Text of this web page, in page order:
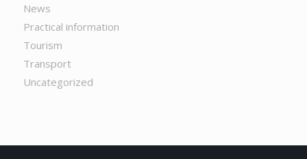
News
Practical information
Tourism
Transport
Uncategorized